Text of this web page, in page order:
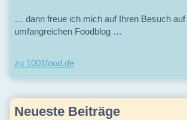
… dann freue ich mich auf Ihren Besuch auf
umfangreichen Foodblog …
zu 1001food.de
Neueste Beiträge